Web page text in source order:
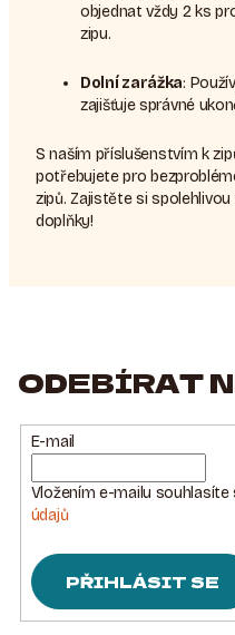
objednat vždy 2 ks
zipu.
Dolní zarážka:
zajišťuje správné
S naším příslušenstvím k
potřebujete pro
zipů. Zajistěte si
doplňky!
ODEBÍRAT
E-mail
Vložením e-mailu souhlasíte
údajů
PŘIHLÁSIT SE